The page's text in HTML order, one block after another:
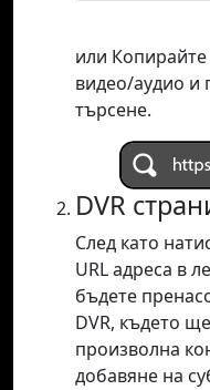
или
видео/аудио и
търсене.
DVR
След като
URL адреса в
бъдете
DVR, където
произволна
добавяне на